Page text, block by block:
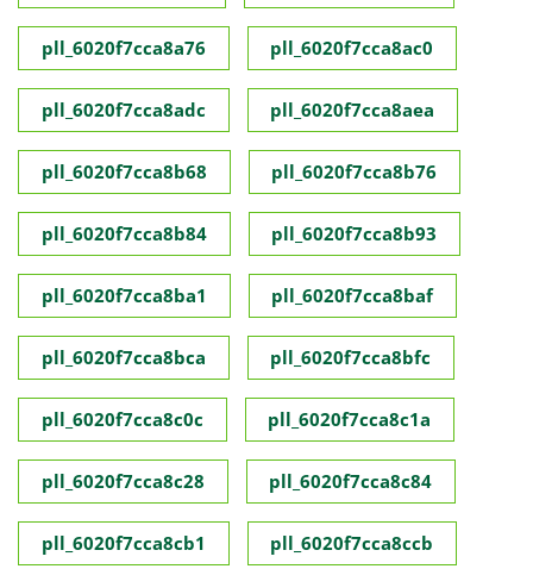
pll_6020f7cca8a76 pll_6020f7cca8ac0
pll_6020f7cca8adc pll_6020f7cca8aea
pll_6020f7cca8b68 pll_6020f7cca8b76
pll_6020f7cca8b84 pll_6020f7cca8b93
pll_6020f7cca8ba1 pll_6020f7cca8baf
pll_6020f7cca8bca pll_6020f7cca8bfc
pll_6020f7cca8c0c pll_6020f7cca8c1a
pll_6020f7cca8c28 pll_6020f7cca8c84
pll_6020f7cca8cb1 pll_6020f7cca8ccb